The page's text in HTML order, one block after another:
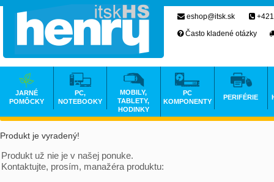
Produkt je vyradený!
Produkt už nie je v našej ponuke.
Kontaktujte, prosím, manažéra produktu:
eshop@itsk.sk
Často kladené otázky
JARNÉ
POMÔCKY
PC,
NOTEBOOKY
MOBILY,
TABLETY,
HODINKY
PC
KOMPONENTY
PERIFÉRIE